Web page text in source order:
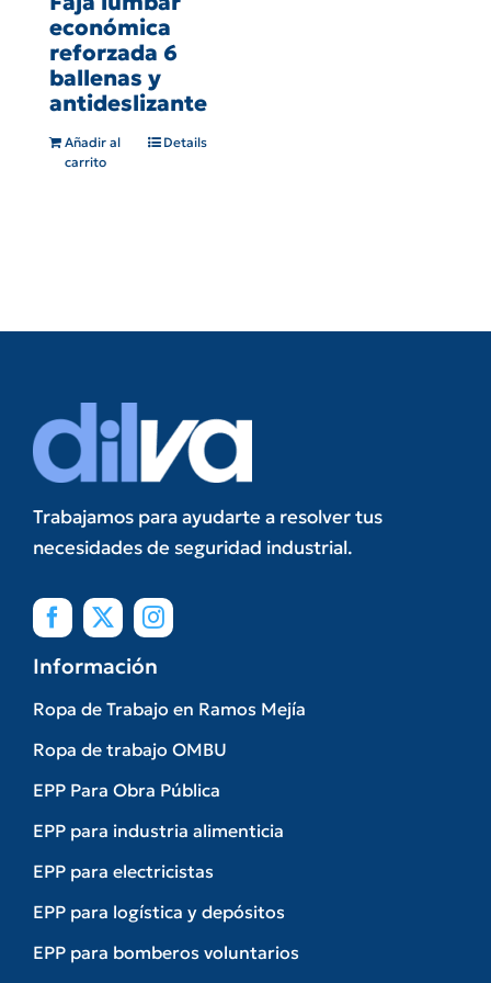
económica
reforzada 6
ballenas y
antideslizante
Añadir al
carrito
Details
Trabajamos para ayudarte a resolver tus
necesidades de seguridad industrial.
Información
Ropa de Trabajo en Ramos Mejía
Ropa de trabajo OMBU
EPP Para Obra Pública
EPP para industria alimenticia
EPP para electricistas
EPP para logística y depósitos
EPP para bomberos voluntarios